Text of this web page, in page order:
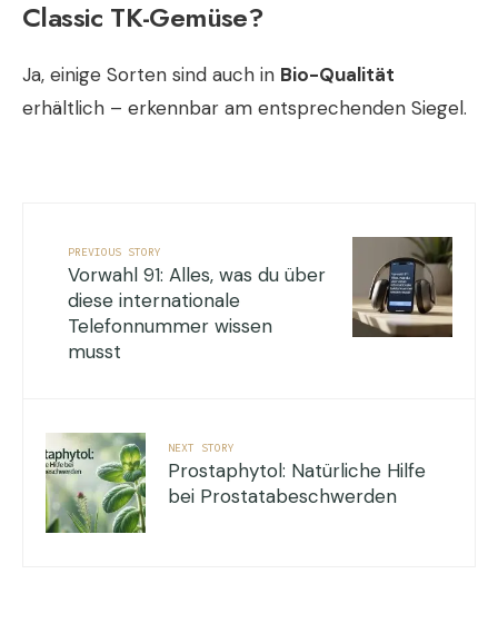
Classic TK-Gemüse?
Ja, einige Sorten sind auch in Bio-Qualität
erhältlich – erkennbar am entsprechenden Siegel.
PREVIOUS STORY
Vorwahl 91: Alles, was du über
diese internationale
Telefonnummer wissen
musst
NEXT STORY
Prostaphytol: Natürliche Hilfe
bei Prostatabeschwerden